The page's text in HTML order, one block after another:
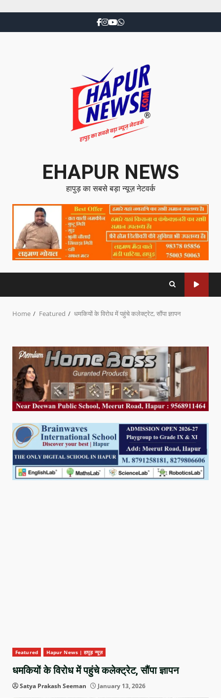
EHAPUR NEWS
हापुड़ का सबसे बड़ा न्यूज़ नेटवर्क
Home Featured धमकियों के विरोध में पहुंचे कलेक्ट्रेट, सौंपा ज्ञापन
Featured Hapur News | हापुड़ न्यूज़
धमकियों के विरोध में पहुंचे कलेक्ट्रेट, सौंपा ज्ञापन
Satya Prakash Seeman January 13, 2026